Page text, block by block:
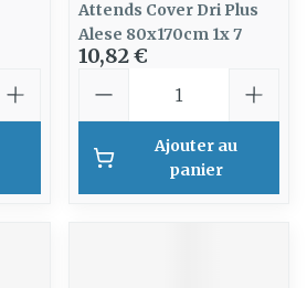
Attends Cover Dri Plus
Alese 80x170cm 1x 7
10,82 €
Ajouter au
panier